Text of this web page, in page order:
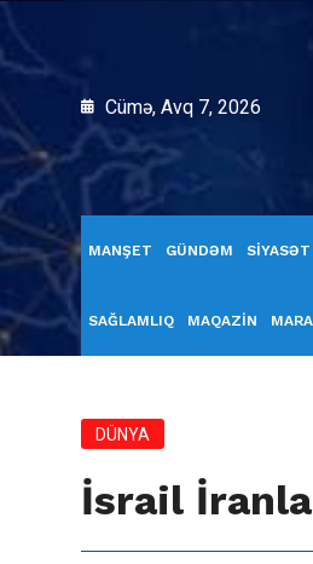
Cümə, Avq 7, 2026
MANŞET GÜNDƏM SİYASƏT
SAĞLAMLIQ MAQAZİN
DÜNYA
İsrail